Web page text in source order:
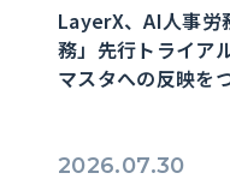
LayerX、AI人事労
務」先行トライア
マスタへの反映を
2026.07.30